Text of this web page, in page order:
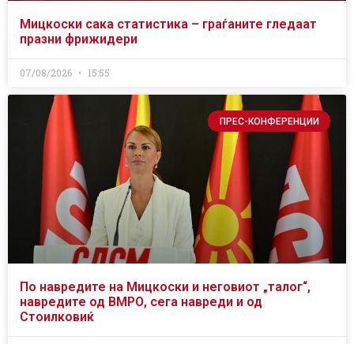
Мицкоски сака статистика – граѓаните гледаат
празни фрижидери
07/08/2026 15:55
ПРЕС-КОНФЕРЕНЦИИ
По навредите на Мицкоски и неговиот „талог“,
навредите од ВМРО, сега навреди и од
Стоилковиќ